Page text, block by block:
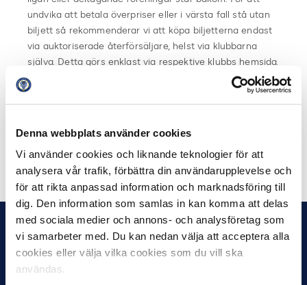
Denna webbplats använder cookies
Vi använder cookies och liknande teknologier för att
analysera vår trafik, förbättra din användarupplevelse och
för att rikta anpassad information och marknadsföring till
dig. Den information som samlas in kan komma att delas
med sociala medier och annons- och analysföretag som
vi samarbeter med. Du kan nedan välja att acceptera alla
cookies eller välja vilka cookies som du vill ska
användas.
undvika att betala överpriser eller i värsta fall stå utan
biljett så rekommenderar vi att köpa biljetterna endast
via auktoriserade återförsäljare, helst via klubbarna
själva. Detta görs enklast via respektive klubbs hemsida.
Länk till varje klubbs hemsida finns här:
Dela på Facebook Dela på Twitter